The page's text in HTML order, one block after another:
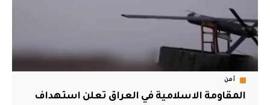
أمن
المقاومة الاسلامية في العراق تعلن استهداف